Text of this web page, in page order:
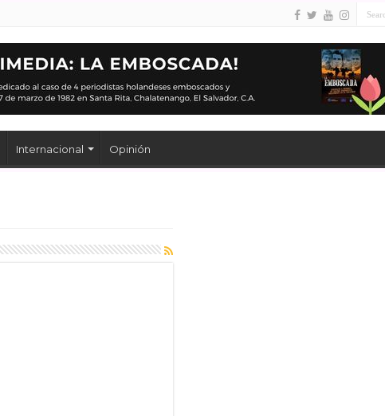
Internacional Opinión